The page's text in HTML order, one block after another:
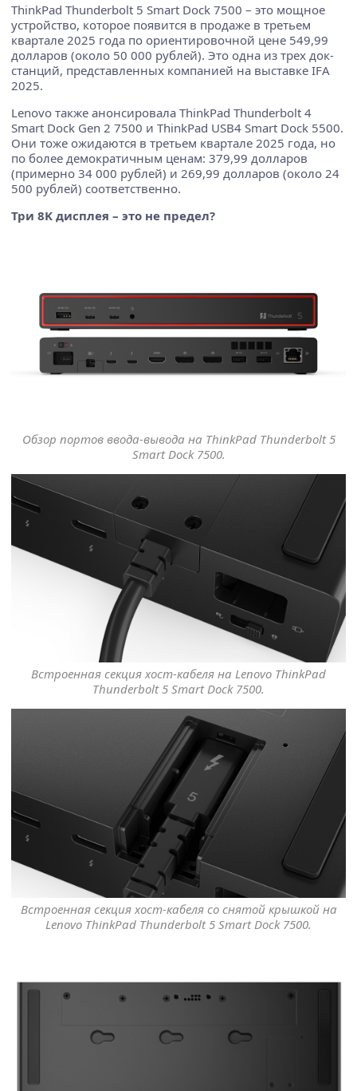
ThinkPad Thunderbolt 5 Smart Dock 7500 – это мощное
устройство, которое появится в продаже в третьем
квартале 2025 года по ориентировочной цене 549,99
долларов (около 50 000 рублей). Это одна из трех док-
станций, представленных компанией на выставке IFA
2025.
Lenovo также анонсировала ThinkPad Thunderbolt 4
Smart Dock Gen 2 7500 и ThinkPad USB4 Smart Dock 5500.
Они тоже ожидаются в третьем квартале 2025 года, но
по более демократичным ценам: 379,99 долларов
(примерно 34 000 рублей) и 269,99 долларов (около 24
500 рублей) соответственно.
Три 8K дисплея – это не предел?
Обзор портов ввода-вывода на ThinkPad Thunderbolt 5
Smart Dock 7500.
Встроенная секция хост-кабеля на Lenovo ThinkPad
Thunderbolt 5 Smart Dock 7500.
Встроенная секция хост-кабеля со снятой крышкой на
Lenovo ThinkPad Thunderbolt 5 Smart Dock 7500.